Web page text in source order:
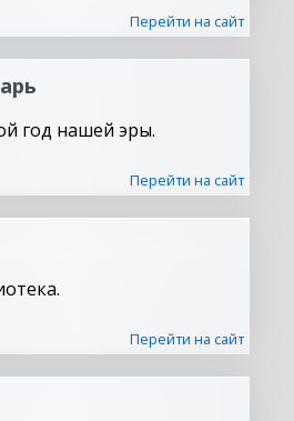
Перейти на сайт
год нашей эры.
Перейти на сайт
Перейти на сайт